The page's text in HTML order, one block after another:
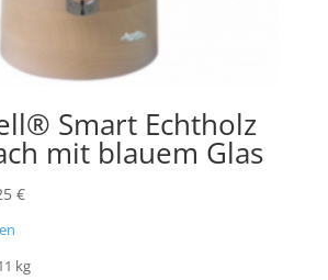
Smart Echtholz
mit blauem Glas
€
kg